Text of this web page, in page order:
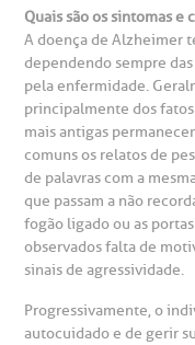
Fale Conosco
BP
social
Centro de
de
de
atendimento
Quais são os sintomas e
A doença de Alzheimer
dependendo sempre
pela enfermidade.
principalmente dos
mais antigas
comuns os relatos de
de palavras com a
que passam a não
fogão ligado ou as
observados falta de
sinais de agressividade.
Progressivamente, o
autocuidado e de gerir